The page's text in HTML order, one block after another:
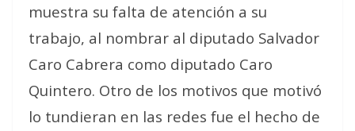
muestra su falta de atención a su
trabajo, al nombrar al diputado Salvador
Caro Cabrera como diputado Caro
Quintero. Otro de los motivos que motivó
lo tundieran en las redes fue el hecho de